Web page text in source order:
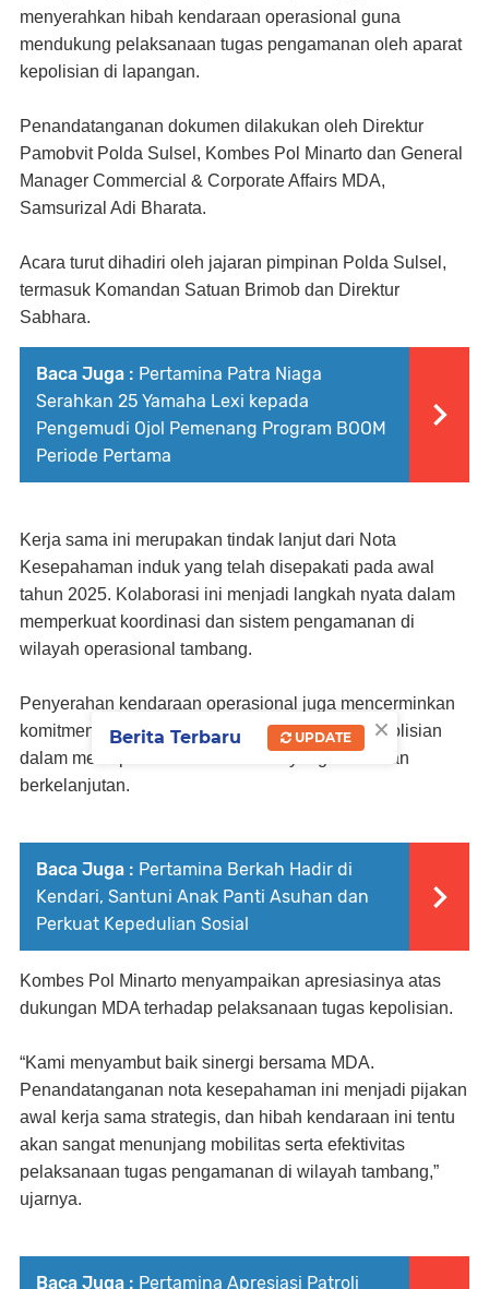
menyerahkan hibah kendaraan operasional guna
mendukung pelaksanaan tugas pengamanan oleh aparat
kepolisian di lapangan.
Penandatanganan dokumen dilakukan oleh Direktur
Pamobvit Polda Sulsel, Kombes Pol Minarto dan General
Manager Commercial & Corporate Affairs MDA,
Samsurizal Adi Bharata.
Acara turut dihadiri oleh jajaran pimpinan Polda Sulsel,
termasuk Komandan Satuan Brimob dan Direktur
Sabhara.
Baca Juga : Pertamina Patra Niaga
Serahkan 25 Yamaha Lexi kepada
Pengemudi Ojol Pemenang Program BOOM
Periode Pertama
Kerja sama ini merupakan tindak lanjut dari Nota
Kesepahaman induk yang telah disepakati pada awal
tahun 2025. Kolaborasi ini menjadi langkah nyata dalam
memperkuat koordinasi dan sistem pengamanan di
wilayah operasional tambang.
Penyerahan kendaraan operasional juga mencerminkan
komitmen sinergis antara sektor swasta dan kepolisian
dalam menciptakan iklim investasi yang aman dan
berkelanjutan.
Baca Juga : Pertamina Berkah Hadir di
Kendari, Santuni Anak Panti Asuhan dan
Perkuat Kepedulian Sosial
Kombes Pol Minarto menyampaikan apresiasinya atas
dukungan MDA terhadap pelaksanaan tugas kepolisian.
“Kami menyambut baik sinergi bersama MDA.
Penandatanganan nota kesepahaman ini menjadi pijakan
awal kerja sama strategis, dan hibah kendaraan ini tentu
akan sangat menunjang mobilitas serta efektivitas
pelaksanaan tugas pengamanan di wilayah tambang,”
ujarnya.
Baca Juga : Pertamina Apresiasi Patroli
×
Berita Terbaru UPDATE